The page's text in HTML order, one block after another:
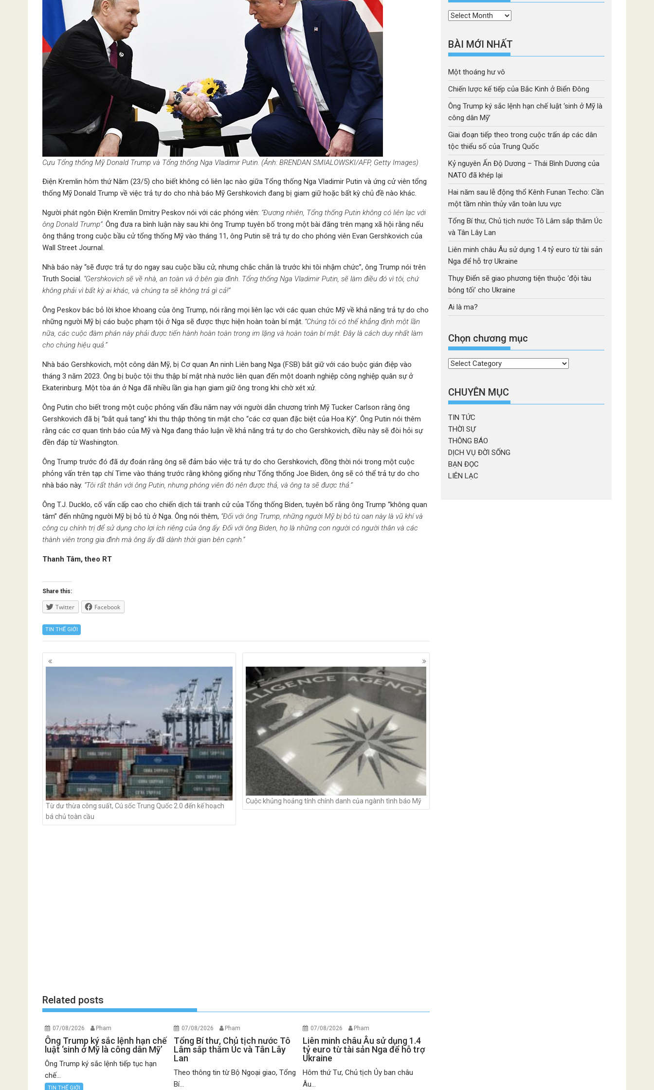
Cựu Tổng thống Mỹ Donald Trump và Tổng thống Nga Vladimir Putin. (Ảnh: BRENDAN SMIALOWSKI/AFP, Getty Images)
Điện Kremlin hôm thứ Năm (23/5) cho biết không có liên lạc nào giữa Tổng thống Nga Vladimir Putin và ứng cử viên tổng
thống Mỹ Donald Trump về việc trả tự do cho nhà báo Mỹ Gershkovich đang bị giam giữ hoặc bất kỳ chủ đề nào khác.
Người phát ngôn Điện Kremlin Dmitry Peskov nói với các phóng viên: “Đương nhiên, Tổng thống Putin không có liên lạc với
ông Donald Trump”. Ông đưa ra bình luận này sau khi ông Trump tuyên bố trong một bài đăng trên mạng xã hội rằng nếu
ông thắng trong cuộc bầu cử tổng thống Mỹ vào tháng 11, ông Putin sẽ trả tự do cho phóng viên Evan Gershkovich của
Wall Street Journal.
Nhà báo này “sẽ được trả tự do ngay sau cuộc bầu cử, nhưng chắc chắn là trước khi tôi nhậm chức”, ông Trump nói trên
Truth Social. “Gershkovich sẽ về nhà, an toàn và ở bên gia đình. Tổng thống Nga Vladimir Putin, sẽ làm điều đó vì tôi, chứ
không phải vì bất kỳ ai khác, và chúng ta sẽ không trả gì cả!”
Ông Peskov bác bỏ lời khoe khoang của ông Trump, nói rằng mọi liên lạc với các quan chức Mỹ về khả năng trả tự do cho
những người Mỹ bị cáo buộc phạm tội ở Nga sẽ được thực hiện hoàn toàn bí mật. “Chúng tôi có thể khẳng định một lần
nữa, các cuộc đàm phán này phải được tiến hành hoàn toàn trong im lặng và hoàn toàn bí mật. Đây là cách duy nhất làm
cho chúng hiệu quả.”
Nhà báo Gershkovich, một công dân Mỹ, bị Cơ quan An ninh Liên bang Nga (FSB) bắt giữ với cáo buộc gián điệp vào
tháng 3 năm 2023. Ông bị buộc tội thu thập bí mật nhà nước liên quan đến một doanh nghiệp công nghiệp quân sự ở
Ekaterinburg. Một tòa án ở Nga đã nhiều lần gia hạn giam giữ ông trong khi chờ xét xử.
Ông Putin cho biết trong một cuộc phỏng vấn đầu năm nay với người dẫn chương trình Mỹ Tucker Carlson rằng ông
Gershkovich đã bị “bắt quả tang” khi thu thập thông tin mật cho “các cơ quan đặc biệt của Hoa Kỳ”. Ông Putin nói thêm
rằng các cơ quan tình báo của Mỹ và Nga đang thảo luận về khả năng trả tự do cho Gershkovich, điều này sẽ đòi hỏi sự
đền đáp từ Washington.
Ông Trump trước đó đã dự đoán rằng ông sẽ đảm bảo việc trả tự do cho Gershkovich, đồng thời nói trong một cuộc
phỏng vấn trên tạp chí Time vào tháng trước rằng không giống như Tổng thống Joe Biden, ông sẽ có thể trả tự do cho
nhà báo này. “Tôi rất thân với ông Putin, nhưng phóng viên đó nên được thả, và ông ta sẽ được thả.”
Ông T.J. Ducklo, cố vấn cấp cao cho chiến dịch tái tranh cử của Tổng thống Biden, tuyên bố rằng ông Trump “không quan
tâm” đến những người Mỹ bị bỏ tù ở Nga. Ông nói thêm, “Đối với ông Trump, những người Mỹ bị bỏ tù oan này là vũ khí và
công cụ chính trị để sử dụng cho lợi ích riêng của ông ấy. Đối với ông Biden, họ là những con người có người thân và các
thành viên trong gia đình mà ông ấy đã dành thời gian bên cạnh.”
Thanh Tâm, theo RT
Share this:
Twitter Facebook
TIN THẾ GIỚI
Posts
navigation
Từ dư thừa công suất, Cú sốc Trung Quốc 2.0 đến kế hoạch
bá chủ toàn cầu
Cuộc khủng hoảng tính chính danh của ngành tình báo Mỹ
Related posts
07/08/2026 Pham
Ông Trump ký sắc lệnh hạn chế
luật ‘sinh ở Mỹ là công dân Mỹ’
Ông Trump ký sắc lệnh tiếp tục hạn
chế...
TIN THẾ GIỚI
07/08/2026 Pham
Tổng Bí thư, Chủ tịch nước Tô
Lâm sắp thăm Úc và Tân Lây
Lan
Theo thông tin từ Bộ Ngoại giao, Tổng
Bí...
07/08/2026 Pham
Liên minh châu Âu sử dụng 1.4
tỷ euro từ tài sản Nga để hỗ trợ
Ukraine
Hôm thứ Tư, Chủ tịch Ủy ban châu
Âu...
Thời
BÀI MỚI NHẤT
Một thoáng hư vô
Chiến lược kế tiếp của Bắc Kinh ở Biển Đông
Ông Trump ký sắc lệnh hạn chế luật ‘sinh ở Mỹ là
công dân Mỹ’
Giai đoạn tiếp theo trong cuộc trấn áp các dân
tộc thiểu số của Trung Quốc
Kỷ nguyên Ấn Độ Dương – Thái Bình Dương của
NATO đã khép lại
Hai năm sau lễ động thổ Kênh Funan Techo: Cần
một tầm nhìn thủy văn toàn lưu vực
Tổng Bí thư, Chủ tịch nước Tô Lâm sắp thăm Úc
và Tân Lây Lan
Liên minh châu Âu sử dụng 1.4 tỷ euro từ tài sản
Nga để hỗ trợ Ukraine
Thụy Điển sẽ giao phương tiện thuộc ‘đội tàu
bóng tối’ cho Ukraine
Ai là ma?
Chọn chương mục
Chọn
mục
CHUYÊN MỤC
TIN TỨC
THỜI SỰ
THÔNG BÁO
DỊCH VỤ ĐỜI SỐNG
BẠN ĐỌC
LIÊN LẠC